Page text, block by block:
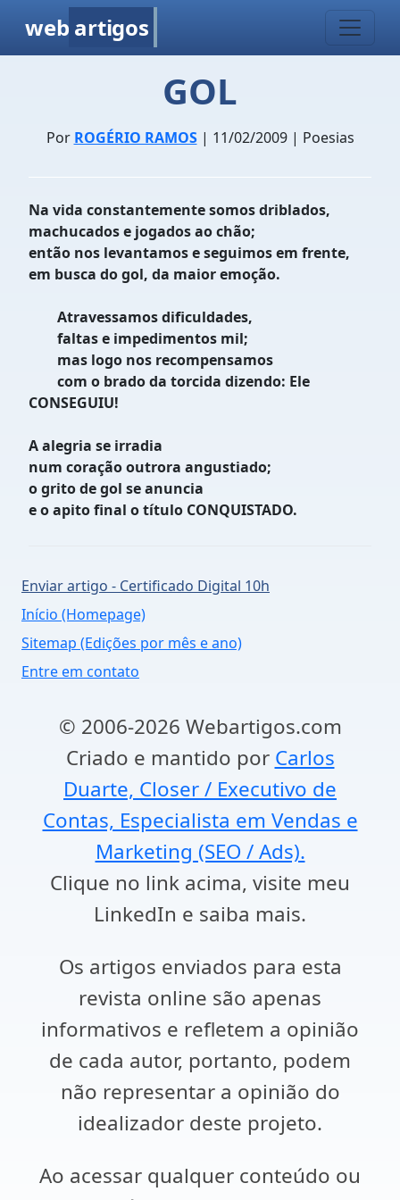
web artigos
GOL
Por ROGÉRIO RAMOS| 11/02/2009 | Poesias
Na vida constantemente somos driblados,
machucados e jogados ao chão;
então nos levantamos e seguimos em frente,
em busca do gol, da maior emoção.
Atravessamos dificuldades,
faltas e impedimentos mil;
mas logo nos recompensamos
com o brado da torcida dizendo: Ele
CONSEGUIU!
A alegria se irradia
num coração outrora angustiado;
o grito de gol se anuncia
e o apito final o título CONQUISTADO.
Enviar artigo - Certificado Digital 10h
Início (Homepage)
Sitemap (Edições por mês e ano)
Entre em contato
© 2006-2026 Webartigos.com
Criado e mantido por Carlos
Duarte, Closer / Executivo de
Contas, Especialista em Vendas e
Marketing (SEO / Ads).
Clique no link acima, visite meu
LinkedIn e saiba mais.
Os artigos enviados para esta
revista online são apenas
informativos e refletem a opinião
de cada autor, portanto, podem
não representar a opinião do
idealizador deste projeto.
Ao acessar qualquer conteúdo ou